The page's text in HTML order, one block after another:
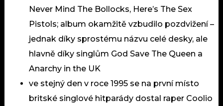
Never Mind The Bollocks, Here’s The Sex
Pistols; album okamžitě vzbudilo pozdvižení –
jednak díky sprostému názvu celé desky, ale
hlavně díky singlům God Save The Queen a
Anarchy in the UK
ve stejný den v roce 1995 se na první místo
britské singlové hitparády dostal raper Coolio